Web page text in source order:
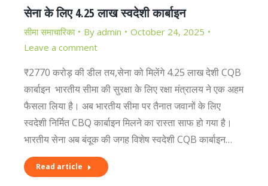
सेना के लिए 4.25 लाख स्वदेशी कार्बाइन
सीमा समाचारिका By admin
October 24, 2025
Leave a comment
₹2770 करोड़ की डील तय,सेना को मिलेंगे 4.25 लाख देशी CQB
कार्बाइन भारतीय सीमा की सुरक्षा के लिए रक्षा मंत्रालय ने एक अहम
फैसला लिया है। अब भारतीय सीमा पर तैनात जवानों के लिए
स्वदेशी निर्मित CBQ कार्बाइन मिलने का रास्ता साफ हो गया है।
भारतीय सेना अब बंदूक की जगह विशेष स्वदेशी CQB कार्बाइन…
Read article